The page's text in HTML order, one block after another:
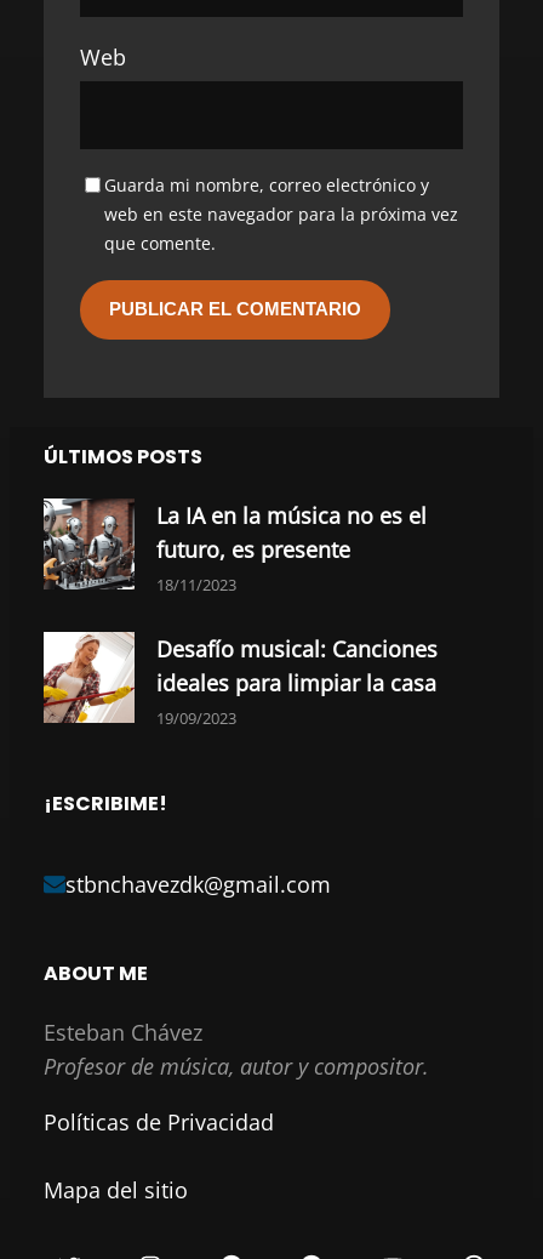
Web
Guarda mi nombre, correo electrónico y
web en este navegador para la próxima vez
que comente.
ÚLTIMOS POSTS
La IA en la música no es el
futuro, es presente
18/11/2023
Desafío musical: Canciones
ideales para limpiar la casa
19/09/2023
¡ESCRIBIME!
stbnchavezdk@gmail.com
ABOUT ME
Esteban Chávez
Profesor de música, autor y compositor.
Políticas de Privacidad
Mapa del sitio